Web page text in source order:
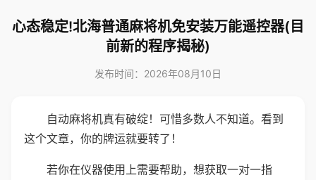
心态稳定!北海普通麻将机免安装万能遥控器(目
前新的程序揭秘)
发布时间：2026年08月10日
自动麻将机真有破绽！可惜多数人不知道。看到
这个文章，你的牌运就要转了！
若你在仪器使用上需要帮助，想获取一对一指